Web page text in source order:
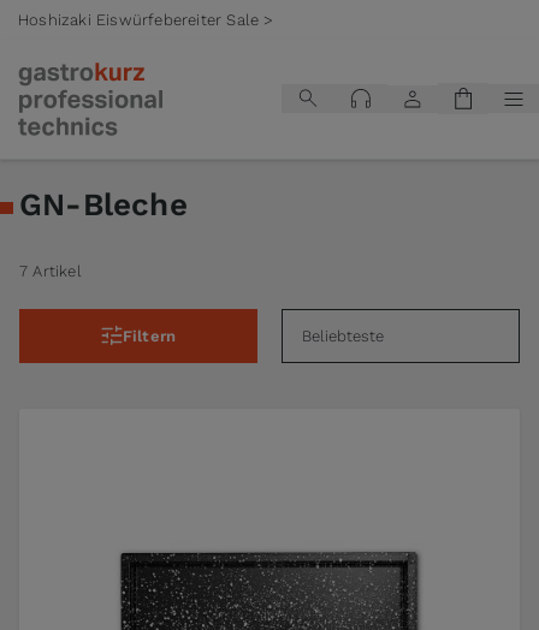
Hoshizaki Eiswürfebereiter Sale >
GN-Bleche
7 Artikel
Filtern